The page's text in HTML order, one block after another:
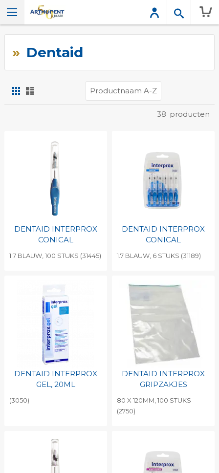
Dentaid
Foto-
tabel
38 producten
DENTAID INTERPROX
CONICAL
1.7 BLAUW, 100 STUKS (31445)
DENTAID INTERPROX
CONICAL
1.7 BLAUW, 6 STUKS (31189)
DENTAID INTERPROX
GEL, 20ML
(3050)
DENTAID INTERPROX
GRIPZAKJES
80 X 120MM, 100 STUKS
(2750)